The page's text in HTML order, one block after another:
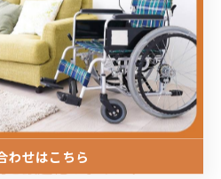
な施策です。
率を最適化する方法
最適化のポイント
わせはこちら